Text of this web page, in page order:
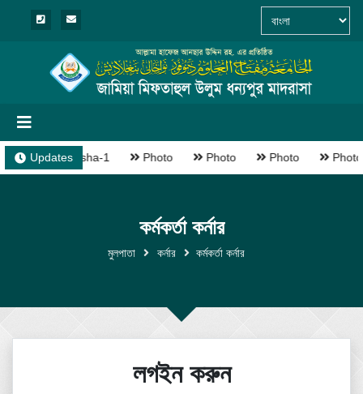
Updates
Madrasha-1 Photo Photo Photo Photo
কর্মকর্তা কর্নার
মুলপাতা কর্নার কর্মকর্তা কর্নার
লগইন করুন